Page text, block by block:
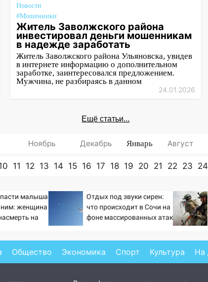
Новости
#Мошенники
Житель Заволжского района
инвестировал деньги мошенникам
в надежде заработать
Житель Заволжского района Ульяновска, увидев
в интернете информацию о дополнительном
заработке, заинтересовался предложением.
Мужчина, не разбираясь в данном
24.01.2026
Ещё статьи...
Ноябрь Декабрь Январь Август
11 12 13 14 15 16 17 18 19 20 21 22 23 24
малыша
ним: женщина
на
Отдых под звуки сирен:
что происходит в Сочи на
фоне массированных атак
Общество Экономика Спорт Культура На